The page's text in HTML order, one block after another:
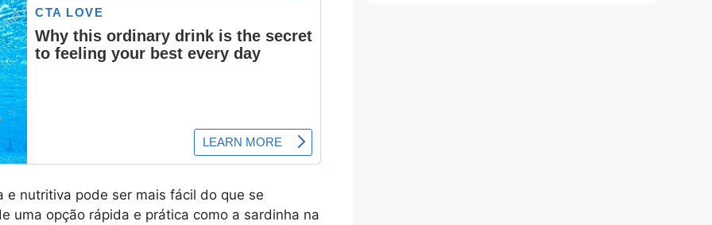
e nutritiva pode ser mais fácil do que se
uma opção rápida e prática como a sardinha na